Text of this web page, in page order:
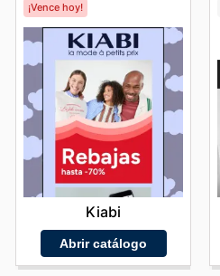
¡Vence hoy!
Kiabi
Abrir catálogo